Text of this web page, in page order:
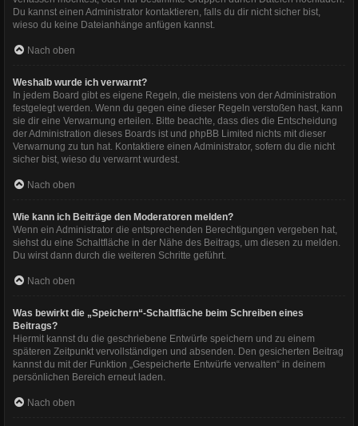
Du kannst einen Administrator kontaktieren, falls du dir nicht sicher bist,
wieso du keine Dateianhänge anfügen kannst.
Nach oben
Weshalb wurde ich verwarnt?
In jedem Board gibt es eigene Regeln, die meistens von der Administration
festgelegt werden. Wenn du gegen eine dieser Regeln verstoßen hast, kann
sie dir eine Verwarnung erteilen. Bitte beachte, dass dies die Entscheidung
der Administration dieses Boards ist und phpBB Limited nichts mit dieser
Verwarnung zu tun hat. Kontaktiere einen Administrator, sofern du die nicht
sicher bist, wieso du verwarnt wurdest.
Nach oben
Wie kann ich Beiträge den Moderatoren melden?
Wenn ein Administrator die entsprechenden Berechtigungen vergeben hat,
siehst du eine Schaltfläche in der Nähe des Beitrags, um diesen zu melden.
Du wirst dann durch die weiteren Schritte geführt.
Nach oben
Was bewirkt die „Speichern“-Schaltfläche beim Schreiben eines
Beitrags?
Hiermit kannst du die geschriebene Entwürfe speichern und zu einem
späteren Zeitpunkt vervollständigen und absenden. Den gesicherten Beitrag
kannst du mit der Funktion „Gespeicherte Entwürfe verwalten“ in deinem
persönlichen Bereich erneut laden.
Nach oben